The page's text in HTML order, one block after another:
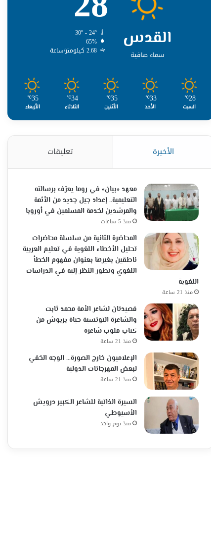
القدس
سماء صافية
30º - 24º
65%
2.68 كيلومتر/ساعة
28
℃
السبت
33
℃
الأحد
35
℃
الأثنين
34
℃
الثلاثاء
35
℃
الأربعاء
الأخيرة تعليقات
معهد «بيان» في روما يعرّف برسالته
التعليمية.. إعداد جيل جديد من الأئمة
والمرشدين لخدمة المسلمين في أوروبا
منذ 5 ساعات
المحاضرة الثانية من سلسلة محاضرات
تحليل الأخطاء اللغوية في تعليم العربية
ناطقين بغيرها بعنوان مفهوم الخطأ
اللغوي وتطور النظر إليه في الدراسات
اللغوية
منذ 21 ساعة
قصيدتان لشاعر الأمة محمد ثابت
والشاعرة التونسية حياة بربوش من
كتاب قلوب شاعرة
منذ 21 ساعة
الإعلاميون خارج الصورة… الوجه الخفي
لبعض المهرجانات الدولية
منذ 21 ساعة
السيرة الذاتية للشاعر الكبير درويش
الأسيوطي
منذ يوم واحد